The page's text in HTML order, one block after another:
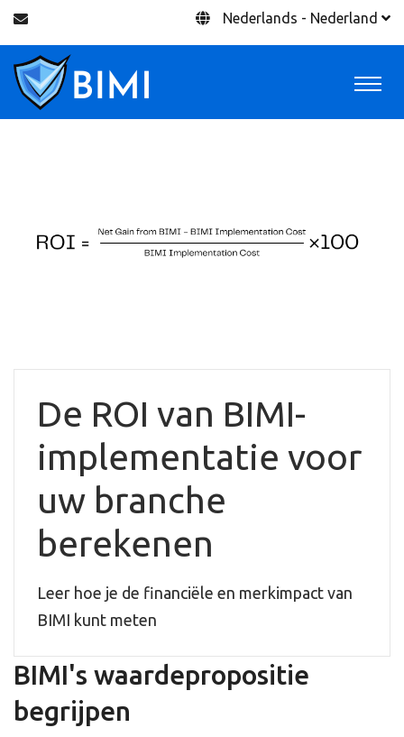
Nederlands - Nederland
De ROI van BIMI-
implementatie voor
uw branche
berekenen
Leer hoe je de financiële en merkimpact van
BIMI kunt meten
BIMI's waardepropositie
begrijpen